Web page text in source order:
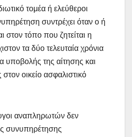
τομέα ή ελεύθεροι
συντρέχει όταν ο ή
στον τόπο που ζητείται η
τα δύο τελευταία χρόνια
υποβολής της αίτησης και
οικείο ασφαλιστικό
αναπληρωτών δεν
συνυπηρέτησης